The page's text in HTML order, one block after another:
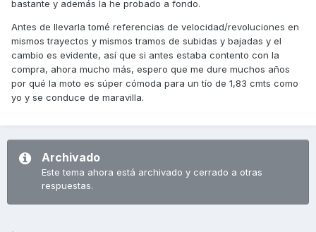
bastante y además la he probado a fondo.
Antes de llevarla tomé referencias de velocidad/revoluciones en
mismos trayectos y mismos tramos de subidas y bajadas y el
cambio es evidente, así que si antes estaba contento con la
compra, ahora mucho más, espero que me dure muchos años
por qué la moto es súper cómoda para un tío de 1,83 cmts como
yo y se conduce de maravilla.
Archivado
Este tema ahora está archivado y cerrado a otras
respuestas.